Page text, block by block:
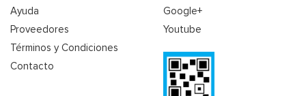
Ayuda
Proveedores
Términos y Condiciones
Contacto
Google+
Youtube